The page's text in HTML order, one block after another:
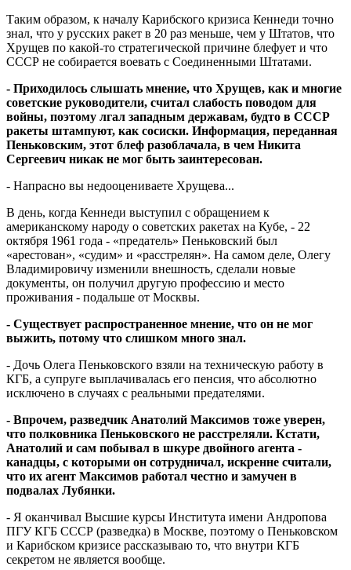
Таким образом, к началу Карибского кризиса Кеннеди точно
знал, что у русских ракет в 20 раз меньше, чем у Штатов, что
Хрущев по какой-то стратегической причине блефует и что
СССР не собирается воевать с Соединенными Штатами.
- Приходилось слышать мнение, что Хрущев, как и многие
советские руководители, считал слабость поводом для
войны, поэтому лгал западным державам, будто в СССР
ракеты штампуют, как сосиски. Информация, переданная
Пеньковским, этот блеф разоблачала, в чем Никита
Сергеевич никак не мог быть заинтересован.
- Напрасно вы недооцениваете Хрущева...
В день, когда Кеннеди выступил с обращением к
американскому народу о советских ракетах на Кубе, - 22
октября 1961 года - «предатель» Пеньковский был
«арестован», «судим» и «расстрелян». На самом деле, Олегу
Владимировичу изменили внешность, сделали новые
документы, он получил другую профессию и место
проживания - подальше от Москвы.
- Существует распространенное мнение, что он не мог
выжить, потому что слишком много знал.
- Дочь Олега Пеньковского взяли на техническую работу в
КГБ, а супруге выплачивалась его пенсия, что абсолютно
исключено в случаях с реальными предателями.
- Впрочем, разведчик Анатолий Максимов тоже уверен,
что полковника Пеньковского не расстреляли. Кстати,
Анатолий и сам побывал в шкуре двойного агента -
канадцы, с которыми он сотрудничал, искренне считали,
что их агент Максимов работал честно и замучен в
подвалах Лубянки.
- Я оканчивал Высшие курсы Института имени Андропова
ПГУ КГБ СССР (разведка) в Москве, поэтому о Пеньковском
и Карибском кризисе рассказываю то, что внутри КГБ
секретом не является вообще.